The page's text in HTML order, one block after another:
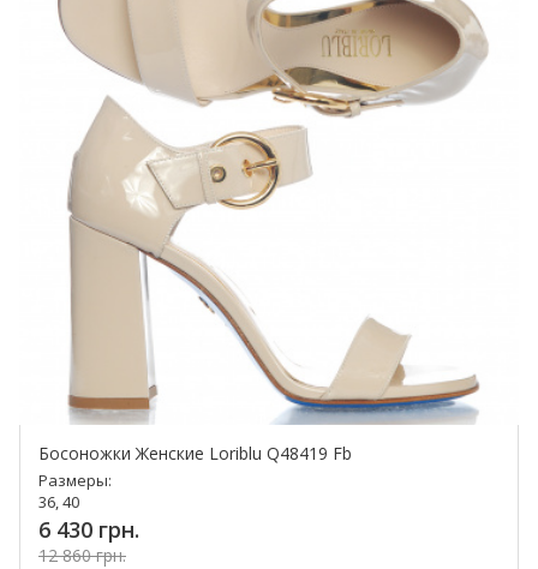
Босоножки Женские Loriblu Q48419 Fb
Размеры:
36, 40
6 430 грн.
12 860 грн.